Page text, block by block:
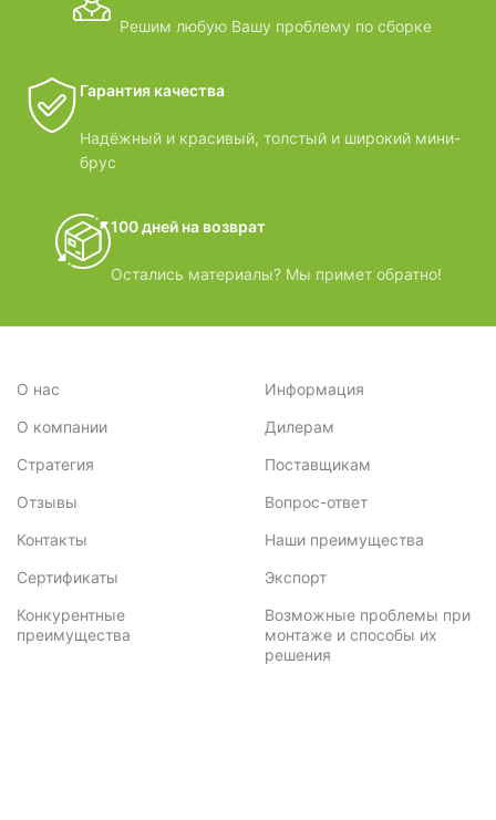
Решим любую Вашу проблему по сборке
Гарантия качества
Надёжный и красивый, толстый и широкий мини-
брус
100 дней на возврат
Остались материалы? Мы примет обратно!
О нас
О компании
Стратегия
Отзывы
Контакты
Сертификаты
Конкурентные
преимущества
Информация
Дилерам
Поставщикам
Вопрос-ответ
Наши преимущества
Экспорт
Возможные проблемы при
монтаже и способы их
решения